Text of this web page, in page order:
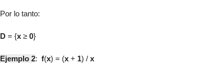
Por lo tanto:
D = {x ≥ 0}
Ejemplo 2: f(x) = (x + 1) / x